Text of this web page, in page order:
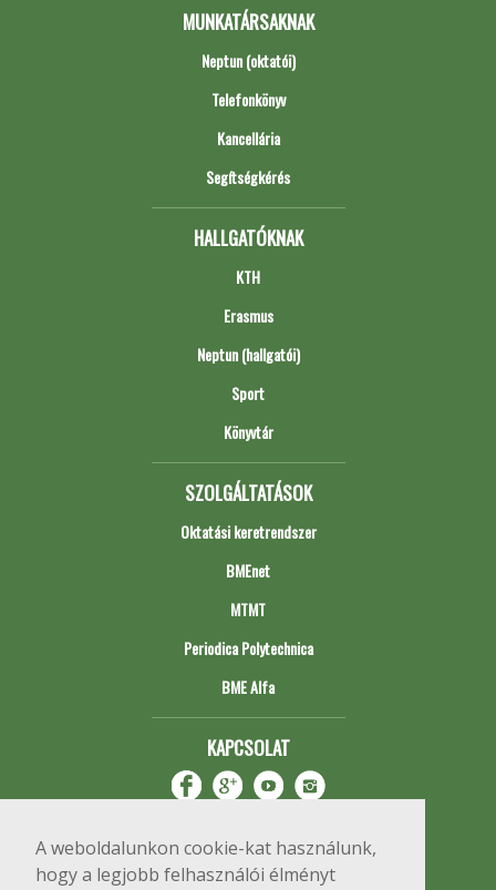
A weboldalunkon cookie-kat használunk,
hogy a legjobb felhasználói élményt
MUNKATÁRSAKNAK
Neptun (oktatói)
Telefonkönyv
Kancellária
Segítségkérés
HALLGATÓKNAK
KTH
Erasmus
Neptun (hallgatói)
Sport
Könyvtár
SZOLGÁLTATÁSOK
Oktatási keretrendszer
BMEnet
MTMT
Periodica Polytechnica
BME Alfa
KAPCSOLAT